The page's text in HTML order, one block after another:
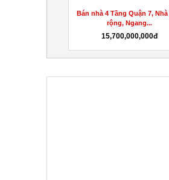
Bán nhà 4 Tầng Quận 7,
rộng, Ngang...
15,700,000,000đ